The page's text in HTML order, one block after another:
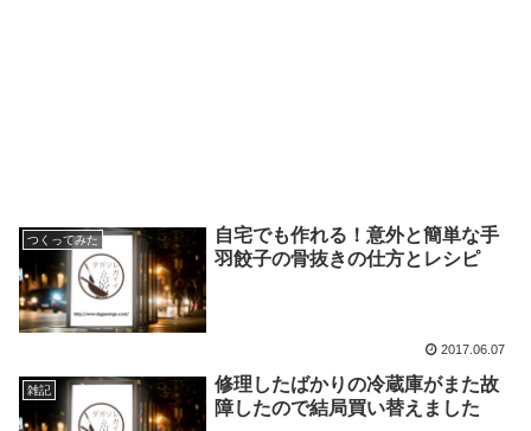
つくってみた
自宅でも作れる！意外と簡単な手
羽餃子の骨抜きの仕方とレシピ
2017.06.07
雑記
修理したばかりの冷蔵庫がまた故
障したので結局買い替えました